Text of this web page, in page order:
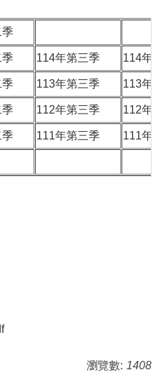
季
季 114年第三季 114年
季 113年第三季 113年
季 112年第三季 112年
季 111年第三季 111年
瀏覽數: 1408